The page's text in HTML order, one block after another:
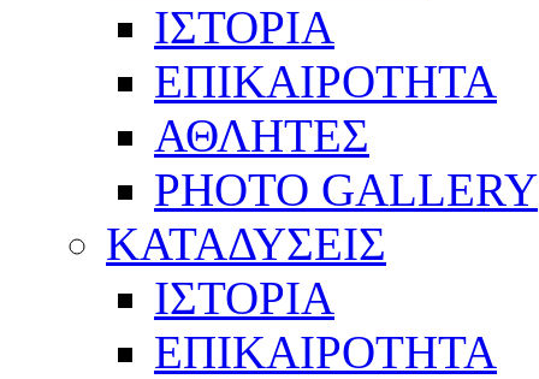
ΙΣΤΟΡΙΑ
ΕΠΙΚΑΙΡΟΤΗΤΑ
ΑΘΛΗΤΕΣ
PHOTO GALLERY
ΚΑΤΑΔΥΣΕΙΣ
ΙΣΤΟΡΙΑ
ΕΠΙΚΑΙΡΟΤΗΤΑ